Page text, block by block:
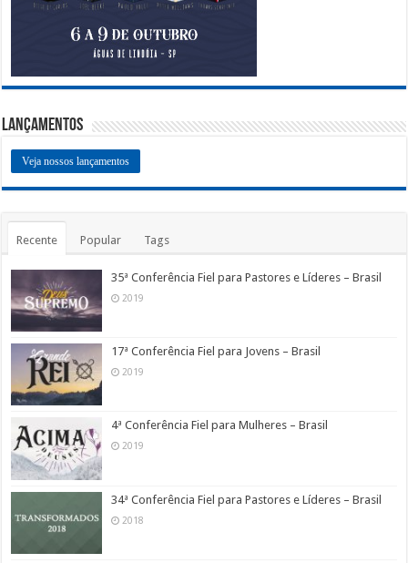
Lançamentos
Veja nossos lançamentos
Recente Popular Tags
35ª Conferência Fiel para Pastores e Líderes – Brasil
2019
17ª Conferência Fiel para Jovens – Brasil
2019
4ª Conferência Fiel para Mulheres – Brasil
2019
34ª Conferência Fiel para Pastores e Líderes – Brasil
2018